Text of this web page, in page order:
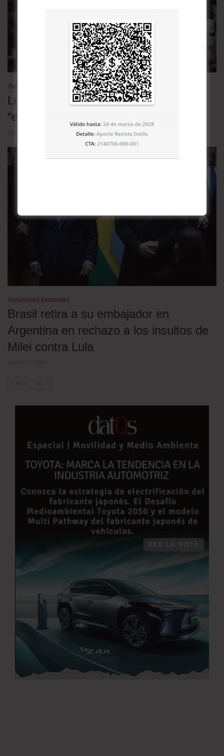
Relaciones bilaterales
Lula desafió a Trump y denunció una
“escalada deliberada” contra Brasil
Relaciones bilaterales
Brasil retira a su embajador en
Argentina en rechazo a los insultos de
Milei contra Lula